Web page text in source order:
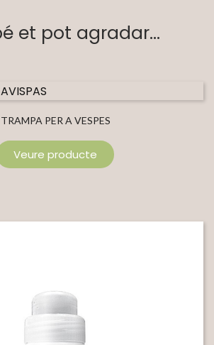
et pot agradar...
TRAMPA PER A VESPES
Veure producte